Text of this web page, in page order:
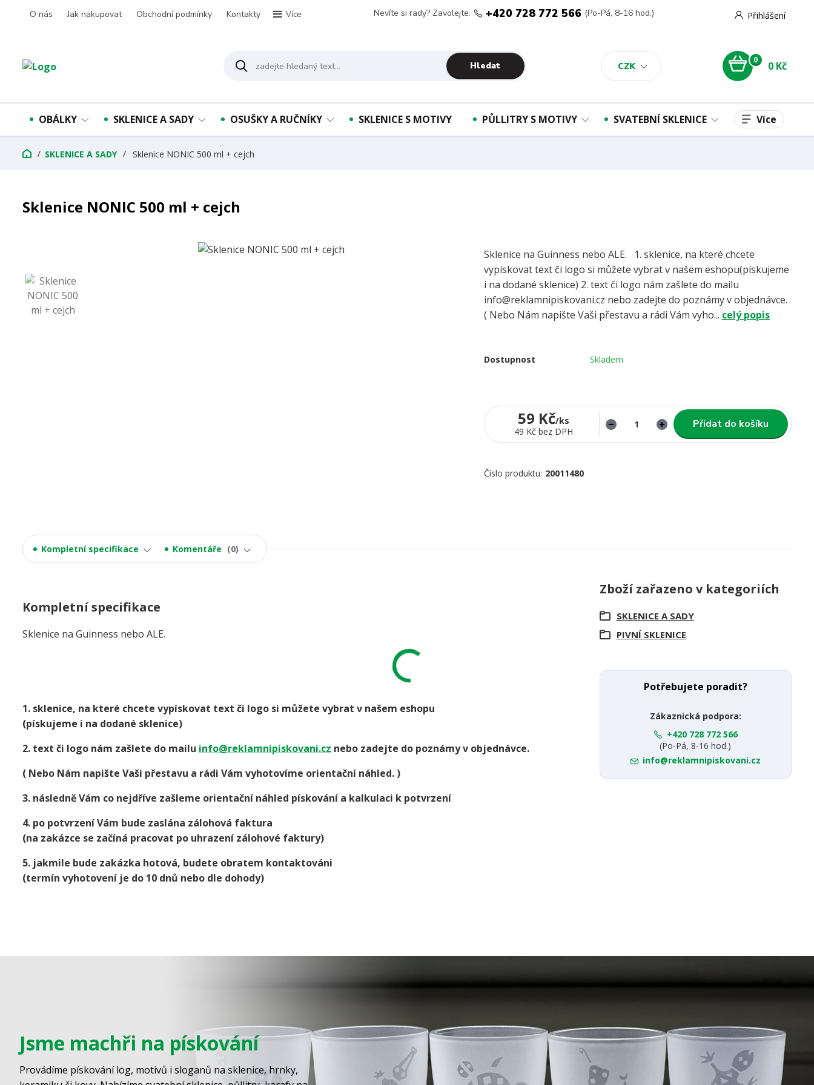
O nás Jak nakupovat Obchodní podmínky Kontakty Více
CZK
Přihlášení
Hledat
Nevíte si rady? Zavolejte. +420 728 772 566 (Po-Pá, 8-16 hod.)
0 0 Kč
OBÁLKY SKLENICE A SADY OSUŠKY A RUČNÍKY SKLENICE S MOTIVY PŮLLITRY S MOTIVY SVATEBNÍ SKLENICE Více
SKLENICE A SADY Sklenice NONIC 500 ml + cejch
Sklenice NONIC 500 ml + cejch
Sklenice na Guinness nebo ALE. 1. sklenice, na které chcete
vypískovat text či logo si můžete vybrat v našem eshopu(pískujeme
i na dodané sklenice) 2. text či logo nám zašlete do mailu
info@reklamnipiskovani.cz nebo zadejte do poznámy v objednávce.
( Nebo Nám napište Vaši přestavu a rádi Vám vyho... celý popis
Dostupnost Skladem
59 Kč/ks
49 Kč bez DPH
Přidat do košíku
Číslo produktu: 20011480
Kompletní specifikace Komentáře 0
Kompletní specifikace
Sklenice na Guinness nebo ALE.
1. sklenice, na které chcete vypískovat text či logo si můžete vybrat v našem eshopu
(pískujeme i na dodané sklenice)
2. text či logo nám zašlete do mailu info@reklamnipiskovani.cz nebo zadejte do poznámy v objednávce.
( Nebo Nám napište Vaši přestavu a rádi Vám vyhotovíme orientační náhled. )
3. následně Vám co nejdříve zašleme orientační náhled pískování a kalkulaci k potvrzení
4. po potvrzení Vám bude zaslána zálohová faktura
(na zakázce se začíná pracovat po uhrazení zálohové faktury)
5. jakmile bude zakázka hotová, budete obratem kontaktováni
(termín vyhotovení je do 10 dnů nebo dle dohody)
Zboží zařazeno v kategoriích
SKLENICE A SADY
PIVNÍ SKLENICE
Potřebujete poradit?
Zákaznická podpora:
+420 728 772 566
(Po-Pá, 8-16 hod.)
info@reklamnipiskovani.cz
Jsme machři na pískování
Provádíme pískování log, motivů i sloganů na sklenice, hrnky,